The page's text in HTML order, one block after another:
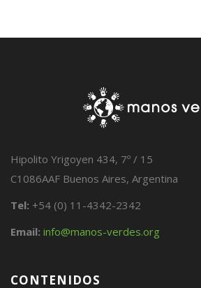
Hipolito Yrigoyen 434, 7º / 15
C1086AAF Buenos Aires, Argentina
Tel: +54 (0) 11-4342-2342
Email: info@manos-verdes.org
CONTENIDOS